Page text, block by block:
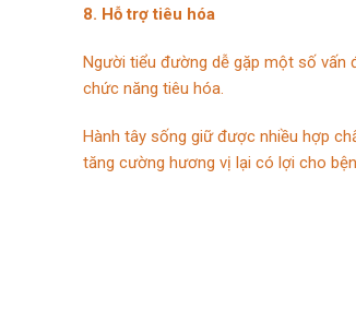
8. Hỗ trợ tiêu hóa
Người tiểu đường dễ gặp một số vấn
chức năng tiêu hóa.
Hành tây sống giữ được nhiều hợp
tăng cường hương vị lại có lợi cho